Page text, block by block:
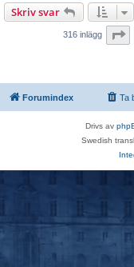
Skriv svar
316 inlägg
Forumindex Ta
Drivs av
Swedish